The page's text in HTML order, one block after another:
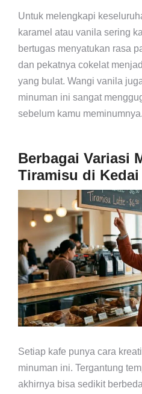
Untuk melengkapi
karamel atau vanila sering
bertugas menyatukan rasa
dan pekatnya cokelat
yang bulat. Wangi vanila
minuman ini sangat
sebelum kamu meminumnya.
Berbagai Variasi
Tiramisu di
Setiap kafe punya cara
minuman ini. Tergantung
akhirnya bisa sedikit